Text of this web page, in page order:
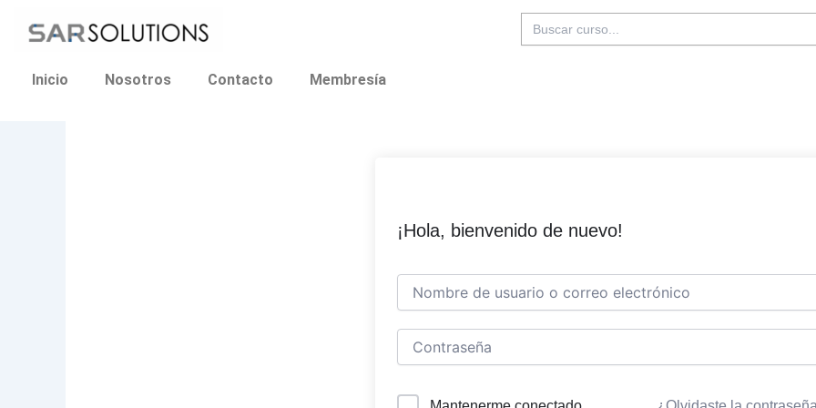
Buscar:
Inicio Nosotros Contacto Membresía
¡Hola, bienvenido de nuevo!